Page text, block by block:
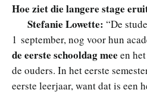
Hoe ziet die langere stage
Stefanie Lowette: “De
1 september, nog voor hun
de eerste schooldag mee en
de ouders. In het eerste
eerste leerjaar, want dat is een